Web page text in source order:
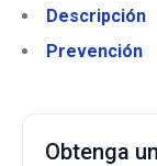
Descripción
Prevención
Obtenga